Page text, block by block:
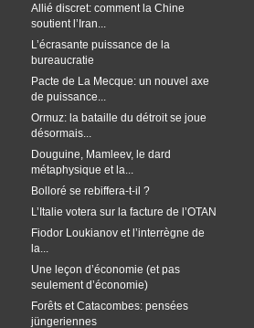
Allié discret: comment la Chine
soutient l’Iran...
L’écrasante puissance de la
bureaucratie
Pacte de La Mecque: un nouvel axe
de puissance...
Ormuz: la bataille du détroit se joue
désormais...
Douguine, Mamleev, le dard
métaphysique et la...
Bolloré se rebiffera-t-il ?
L’Italie votera sur la facture de l’OTAN
Fiodor Loukianov et l’interrègne de
la...
Une leçon d’économie (et pas
seulement d’économie)
Forêts et Catacombes: pensées
jüngeriennes